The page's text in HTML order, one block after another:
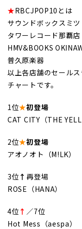
★RBCJPOP10とは
サウンドボックスミツ
タワーレコード那覇店
HMV&BOOKS
普久原楽器
以上各店舗のセール
チャートです。
1位★初登場
CAT CITY（THE
2位★初登場
アオノオト（M!LK）
3位↑再登場
ROSE（HANA）
4位↑ ／7位
Hot Mess（aespa）